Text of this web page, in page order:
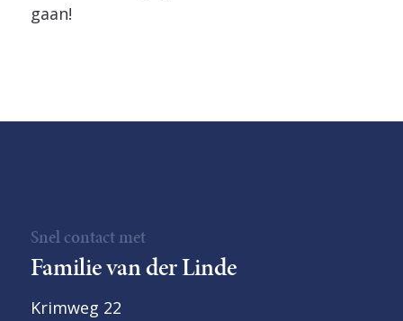
gaan!
Snel contact met
Familie van der Linde
Krimweg 22